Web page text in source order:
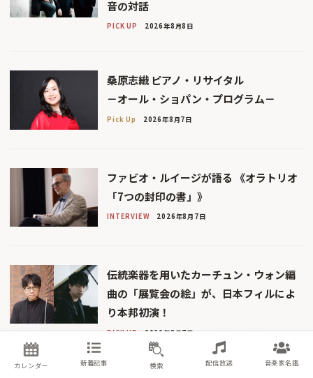
音の対話
PICK UP 2026年8月8日
桑原志織 ピアノ・リサイタル
－オール・ショパン・プログラム－
Pick Up 2026年8月7日
ファビオ・ルイージが語る 《オラトリオ
「7つの封印の書」》
INTERVIEW 2026年8月7日
伝統楽器を用いたカーチュン・ウォン編
曲の「展覧会の絵」が、日本フィルによ
り本邦初演！
PICK UP 2026年8月7日
カレンダー 新着記事 検索 配信放送 音楽家名鑑